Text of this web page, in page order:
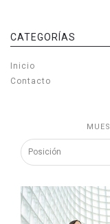
CATEGORÍAS
Inicio
Contacto